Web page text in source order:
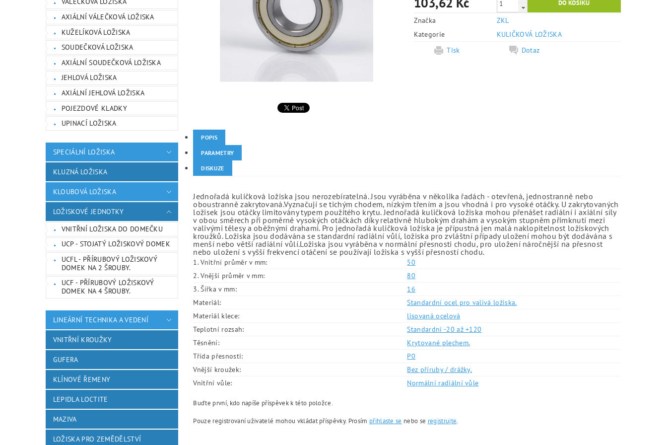
AXIÁLNÍ VÁLEČKOVÁ LOŽISKA
KUŽELÍKOVÁ LOŽISKA
SOUDEČKOVÁ LOŽISKA
AXIÁLNÍ SOUDEČKOVÁ LOŽISKA
JEHLOVÁ LOŽISKA
AXIÁLNÍ JEHLOVÁ LOŽISKA
POJEZDOVÉ KLADKY
UPINACÍ LOŽISKA
SPECIÁLNÍ LOŽISKA
KLUZNÁ LOŽISKA
KLOUBOVÁ LOŽISKA
LOŽISKOVÉ JEDNOTKY
VNITŘNÍ LOŽISKA DO DOMEČKU
UCP - STOJATÝ LOŽISKOVÝ DOMEK
UCFL - PŘÍRUBOVÝ LOŽISKOVÝ
DOMEK NA 2 ŠROUBY.
UCF - PŘÍRUBOVÝ LOŽISKOVÝ
DOMEK NA 4 ŠROUBY.
LINEÁRNÍ TECHNIKA A VEDENÍ
VNITŘNÍ KROUŽKY
GUFERA
KLÍNOVÉ ŘEMENY
LEPIDLA LOCTITE
MAZIVA
LOŽISKA PRO ZEMĚDĚLSTVÍ
Značka
ZKL
Kategorie
KULIČKOVÁ LOŽISKA
Tisk
Dotaz
POPIS
PARAMETRY
DISKUZE
Jednořadá kuličková ložiska jsou nerozebíratelná. Jsou vyráběna v několika řadách - otevřená, jednostranně nebo
oboustranně zakrytovaná.Vyznačují se tichým chodem, nízkým třením a jsou vhodná i pro vysoké otáčky. U zakrytovaných
ložisek jsou otáčky limitovány typem použitého krytu. Jednořadá kuličková ložiska mohou přenášet radiální i axiální síly
v obou směrech při poměrně vysokých otáčkách díky relativně hlubokým drahám a vysokým stupněm přimknutí mezi
valivými tělesy a oběžnými drahami. Pro jednořadá kuličková ložiska je přípustná jen malá naklopitelnost ložiskových
kroužků. Ložiska jsou dodávána se standardní radiální vůlí, ložiska pro zvláštní případy uložení mohou být dodávána s
menší nebo větší radiální vůlí.Ložiska jsou vyráběna v normální přesnosti chodu, pro uložení náročnější na přesnost
nebo uložení s vyšší frekvencí otáčení se používají ložiska s vyšší přesností chodu.
1. Vnitřní průměr v mm:
50
2. Vnější průměr v mm:
80
3. Šířka v mm:
16
Materiál:
Standardní ocel pro valivá ložiska.
Materiál klece:
lisovaná ocelová
Teplotní rozsah:
Standardní -20 až +120
Těsnění:
Krytované plechem.
Třída přesnosti:
P0
Vnější kroužek:
Bez příruby / drážky.
Vnitřní vůle:
Normální radiální vůle
Buďte první, kdo napíše příspěvek k této položce.
Pouze registrovaní uživatelé mohou vkládat příspěvky. Prosím přihlaste se nebo se registrujte.